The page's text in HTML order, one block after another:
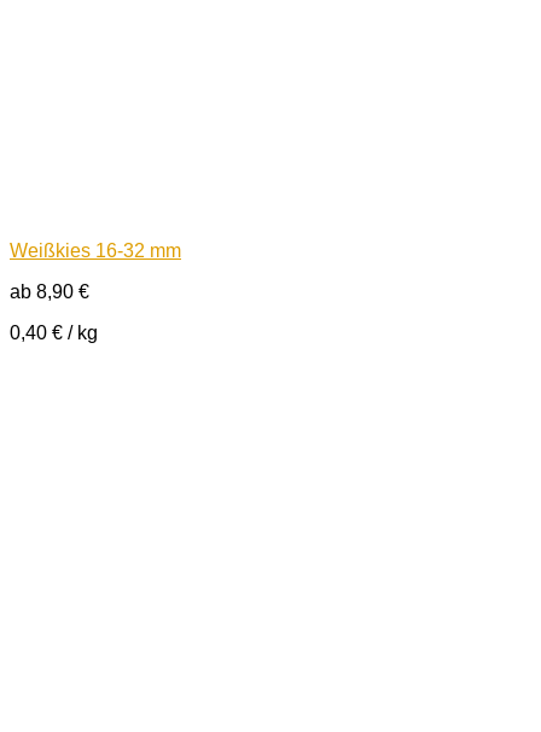
Weißkies 16-32 mm
ab 8,90 €
0,40 € / kg